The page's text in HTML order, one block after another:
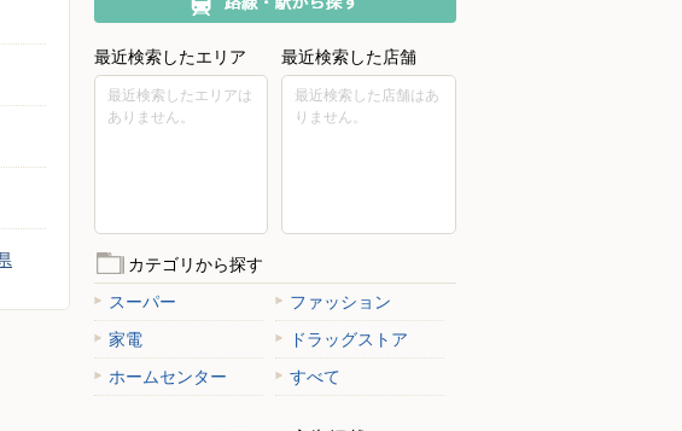
最近検索したエリア
最近検索したエリアは
ありません。
最近検索した店舗
最近検索した店舗はあ
りません。
カテゴリから探す
スーパー
ファッション
家電
ドラッグストア
ホームセンター
すべて